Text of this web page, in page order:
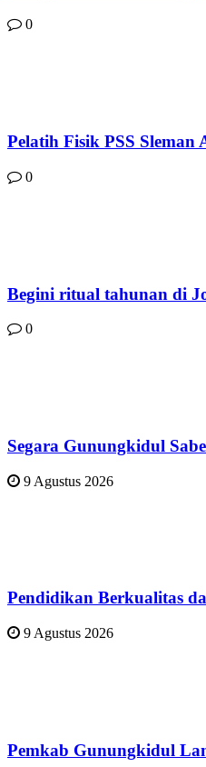
0
Pelatih Fisik PSS
0
Begini ritual tahunan di
0
Segara Gunungkidul
9 Agustus 2026
Pendidikan Berkualitas
9 Agustus 2026
Pemkab Gunungkidul